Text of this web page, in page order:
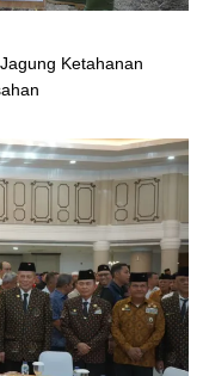
Ketahanan